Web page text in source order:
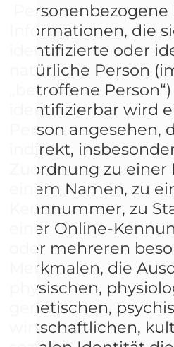
Informationen, die
identifizierte oder
natürliche Person
„betroffene
identifizierbar wird
Person angesehen,
indirekt,
Zuordnung zu
einem Namen, zu
Kennnummer, zu
einer Online-
oder mehreren
Merkmalen, die
physischen,
genetischen,
wirtschaftlichen,